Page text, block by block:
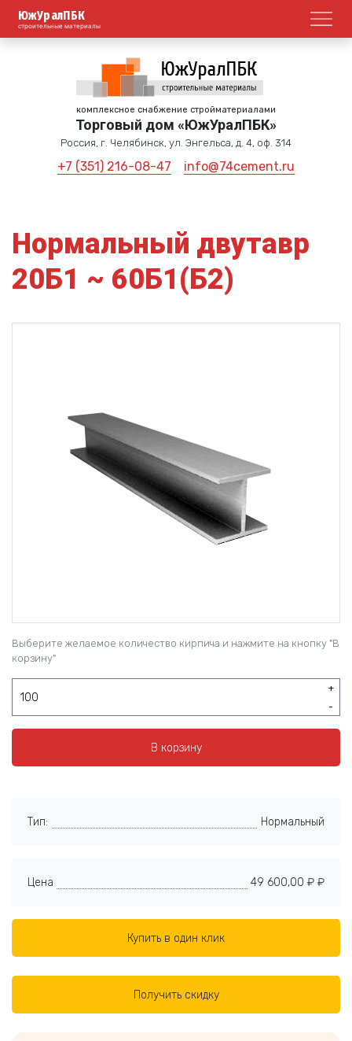
ЮжУралПБК
строительные материалы
комплексное снабжение стройматериалами
Торговый дом «ЮжУралПБК»
Россия, г. Челябинск, ул. Энгельса, д. 4, оф. 314
+7 (351) 216-08-47 info@74cement.ru
Нормальный двутавр
20Б1 ~ 60Б1(Б2)
Выберите желаемое количество кирпича и нажмите на кнопку "В
корзину"
+
-
В корзину
Тип: Нормальный
Цена 49 600,00 ₽ ₽
Купить в один клик
Получить скидку